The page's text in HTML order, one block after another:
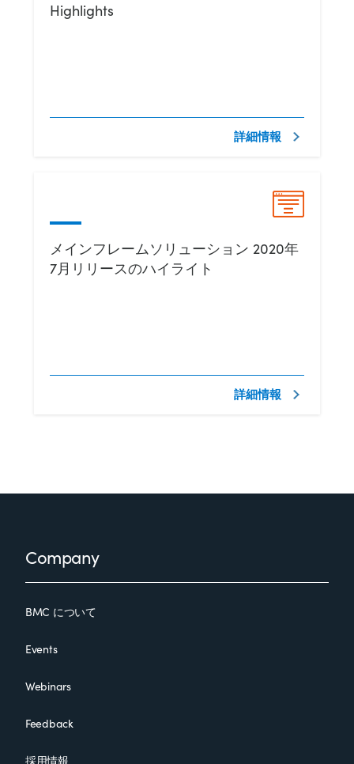
Highlights
詳細情報
メインフレームソリューション 2020年
7月リリースのハイライト
詳細情報
FooterCompany
BMC について
Events
Webinars
Feedback
採用情報